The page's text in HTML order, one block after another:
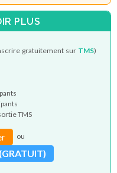
PLUS
gratuitement sur TMS)
TMS
ou